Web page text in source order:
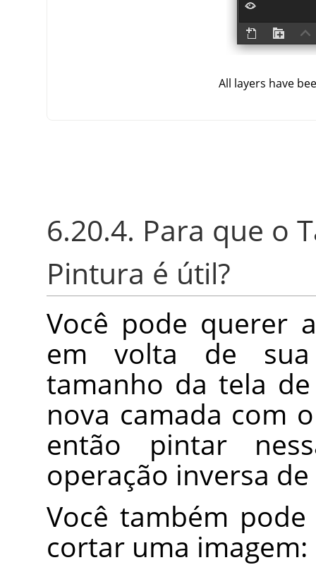
All layers have
6.20.4. Para que o
Pintura é útil?
Você pode querer
em volta de
tamanho da tela
nova camada com
então pintar
operação inversa
Você também
cortar uma imagem: